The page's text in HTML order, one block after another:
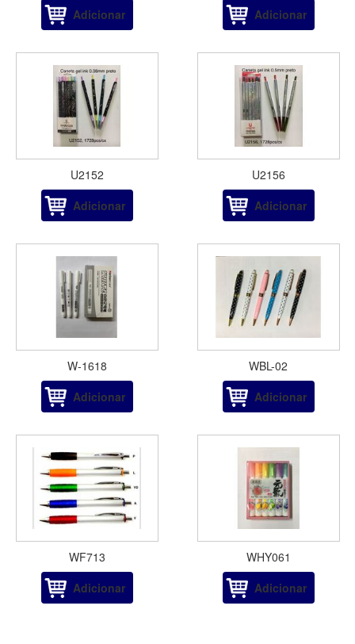
Adicionar
Adicionar
U2152
Adicionar
U2156
Adicionar
W-1618
Adicionar
WBL-02
Adicionar
WF713
Adicionar
WHY061
Adicionar